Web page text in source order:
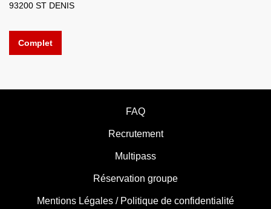
93200 ST DENIS
Complet
FAQ
Recrutement
Multipass
Réservation groupe
Mentions Légales / Politique de confidentialité